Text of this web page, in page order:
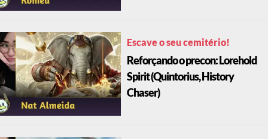
Escave o seu cemitério!
Reforçando o precon: Lorehold
Spirit (Quintorius, History
Chaser)